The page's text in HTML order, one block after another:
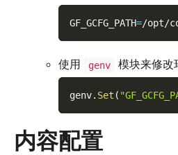
GF_GCFG_PATH=/opt/
使用 genv 模块来修改
genv. Set (
内容配置